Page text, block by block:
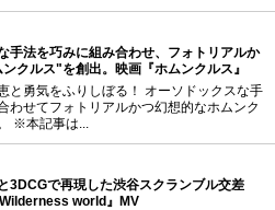
手法を巧みに組み合わせ、フォトリアルか
クルス"を創出。映画『ホムンクルス』
と勇気をふりしぼる！ オーソドックスな手
わせてフォトリアルかつ幻想的なホムンク
※本記事は...
3DCGで再現した渋谷スクランブル交差
world』MV